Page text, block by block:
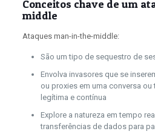
Conceitos chave de um
middle
Ataques man-in-the-middle:
São um tipo de sequestro de
Envolva invasores que se
ou proxies em uma conversa
legítima e contínua
Explore a natureza em tempo
transferências de dados para